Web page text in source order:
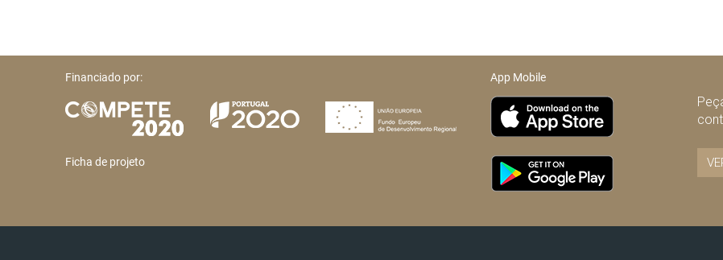
Financiado por:
Ficha de projeto
App Mobile